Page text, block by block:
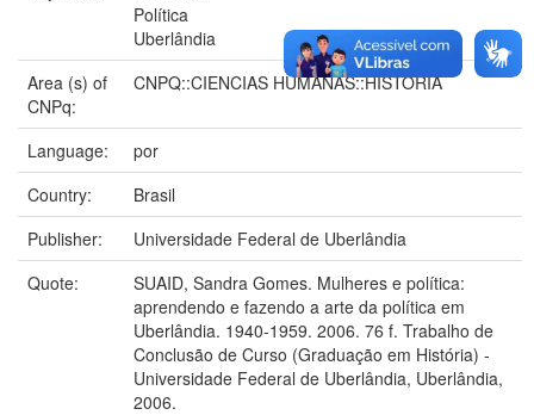
Política
Uberlândia
Area (s) of
CNPq:
CNPQ::CIENCIAS HUMANAS::HISTORIA
Language:
por
Country:
Brasil
Publisher:
Universidade Federal de Uberlândia
Quote:
SUAID, Sandra Gomes. Mulheres e política:
aprendendo e fazendo a arte da política em
Uberlândia. 1940-1959. 2006. 76 f. Trabalho de
Conclusão de Curso (Graduação em História) -
Universidade Federal de Uberlândia, Uberlândia,
2006.